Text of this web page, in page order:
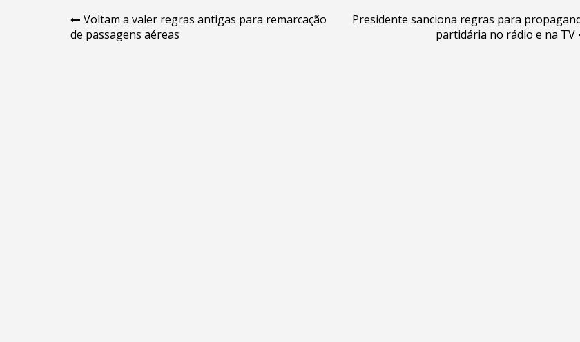
Navegação
de
Voltam a valer regras antigas para remarcação
de passagens aéreas
Presidente sanciona regras para
partidária no rádio e na TV